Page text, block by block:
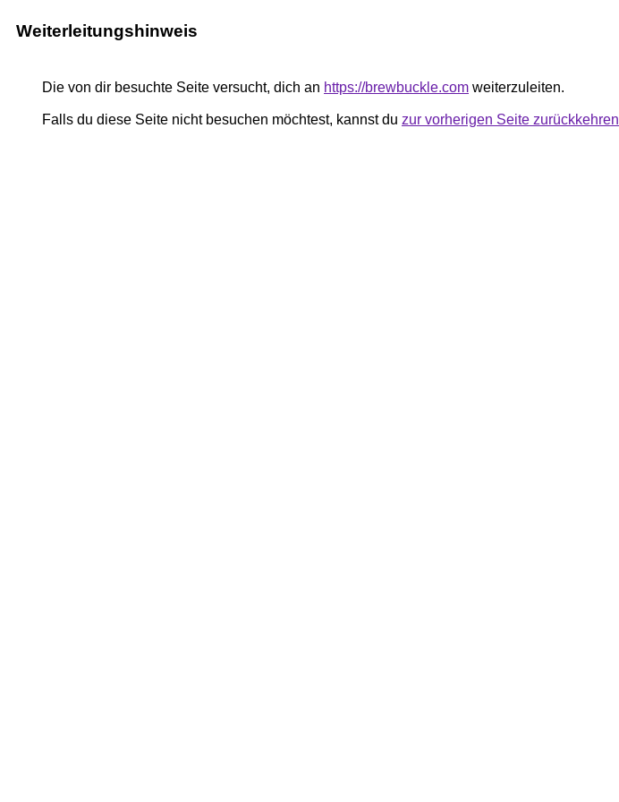
Weiterleitungshinweis
Die von dir besuchte Seite versucht, dich an https://brewbuckle.com weiterzuleiten.
Falls du diese Seite nicht besuchen möchtest, kannst du zur vorherigen Seite zurückkehren